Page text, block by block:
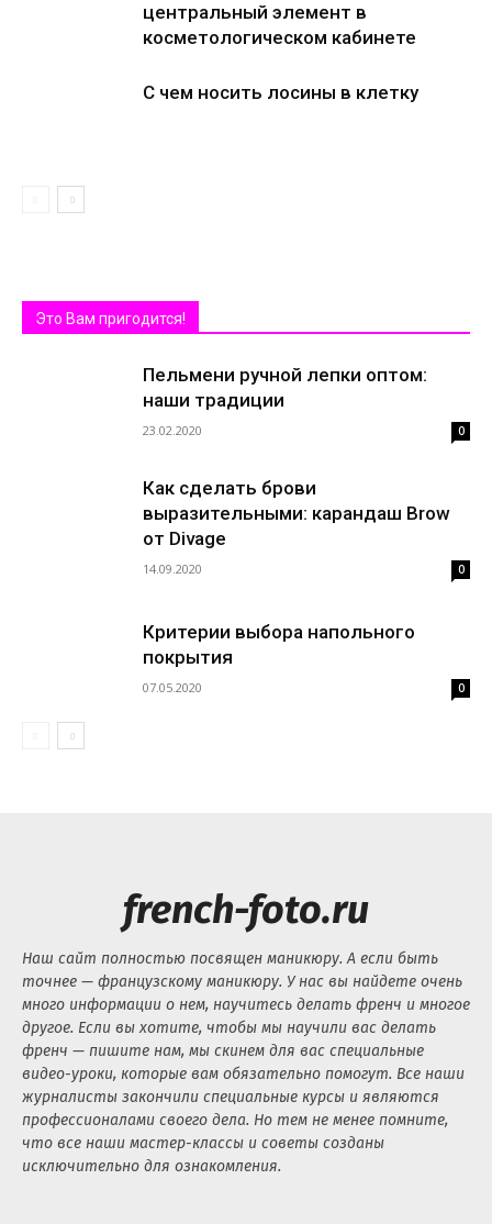
центральный элемент в
косметологическом кабинете
С чем носить лосины в клетку
Это Вам пригодится!
Пельмени ручной лепки оптом:
наши традиции
23.02.2020 0
Как сделать брови
выразительными: карандаш Brow
от Divage
14.09.2020 0
Критерии выбора напольного
покрытия
07.05.2020 0
french-foto.ru
Наш сайт полностью посвящен маникюру. А если быть
точнее — французскому маникюру. У нас вы найдете очень
много информации о нем, научитесь делать френч и многое
другое. Если вы хотите, чтобы мы научили вас делать
френч — пишите нам, мы скинем для вас специальные
видео-уроки, которые вам обязательно помогут. Все наши
журналисты закончили специальные курсы и являются
профессионалами своего дела. Но тем не менее помните,
что все наши мастер-классы и советы созданы
исключительно для ознакомления.